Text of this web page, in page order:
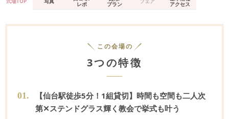
レポ プラン アクセス
この会場の
3つの特徴
01.
【仙台駅徒歩5分！1組貸切】時間も空間も二人次
第✕ステンドグラス輝く教会で挙式も叶う